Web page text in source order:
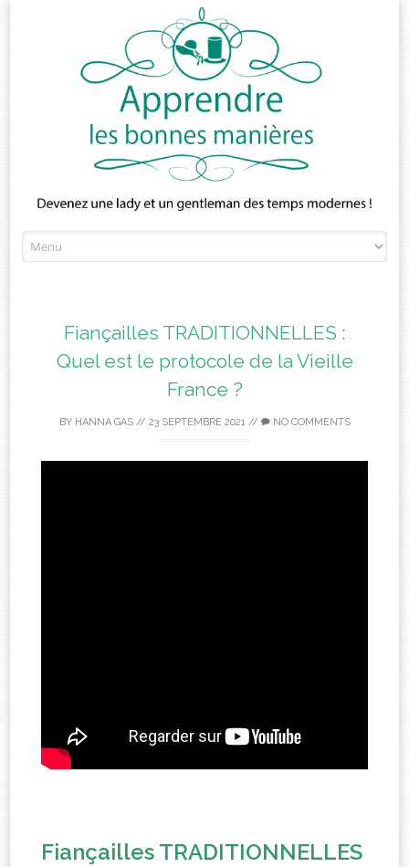
to
Fiançailles TRADITIONNELLES :
Quel est le protocole de la Vieille
France ?
BY HANNA GAS// 23 SEPTEMBRE 2021// NO COMMENTS
Fiançailles TRADITIONNELLES